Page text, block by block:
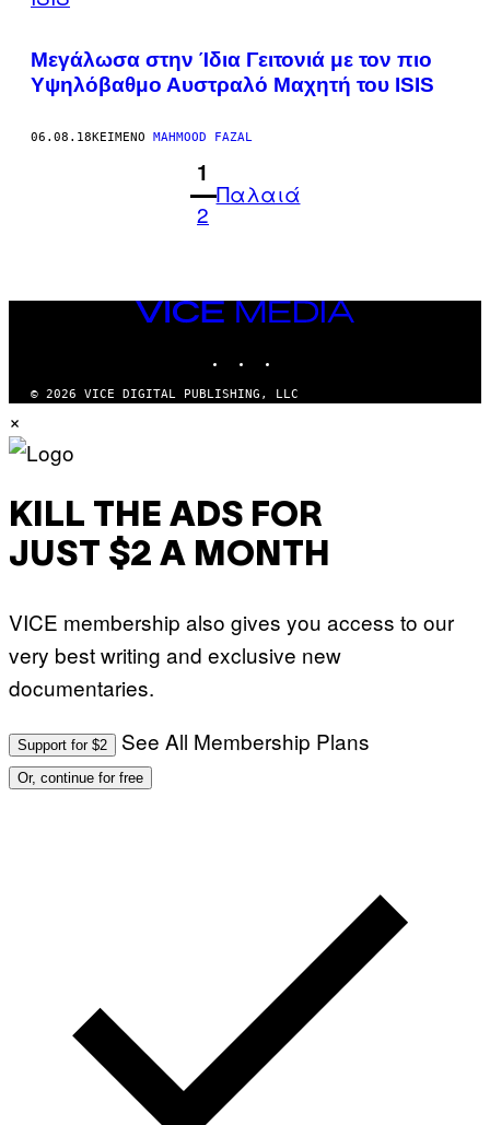
Μεγάλωσα στην Ίδια Γειτονιά με τον πιο
Υψηλόβαθμο Αυστραλό Μαχητή του ISIS
06.08.18ΚΕΊΜΕΝΟ MAHMOOD FAZAL
1
2
Παλαιά
VICE
MEDIA
© 2026 VICE DIGITAL PUBLISHING, LLC
×
KILL THE ADS FOR
JUST $2 A MONTH
VICE membership also gives you access to our
very best writing and exclusive new
documentaries.
Support for $2 See All Membership Plans
Or, continue for free